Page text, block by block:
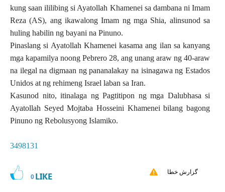
kung saan ililibing si Ayatollah Khamenei sa dambana ni Imam
Reza (AS), ang ikawalong Imam ng mga Shia, alinsunod sa
huling habilin ng bayani na Pinuno.
Pinaslang si Ayatollah Khamenei kasama ang ilan sa kanyang
mga kapamilya noong Pebrero 28, ang unang araw ng 40-araw
na ilegal na digmaan ng pananalakay na isinagawa ng Estados
Unidos at ng rehimeng Israel laban sa Iran.
Kasunod nito, itinalaga ng Pagtitipon ng mga Dalubhasa si
Ayatollah Seyed Mojtaba Hosseini Khamenei bilang bagong
Pinuno ng Rebolusyong Islamiko.
3498131
0 LIKE گزارش خطا